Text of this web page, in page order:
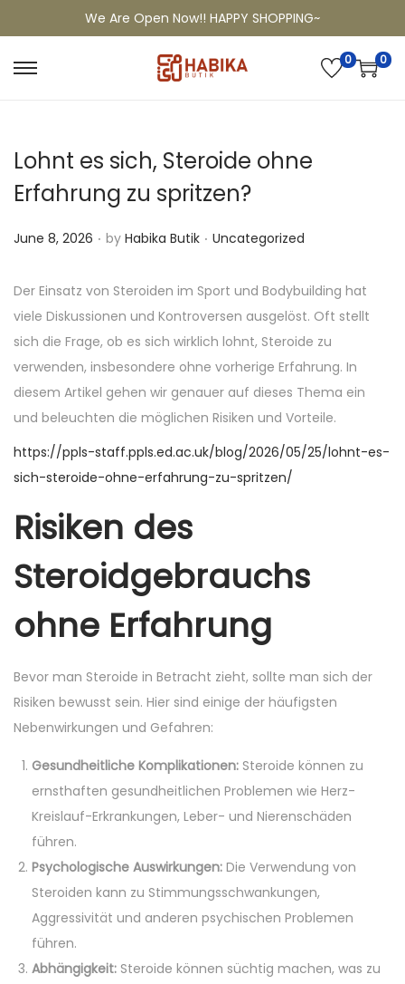
We Are Open Now!! HAPPY SHOPPING~
0 0
Lohnt es sich, Steroide ohne
Erfahrung zu spritzen?
P
s
t
e
d
o
n
June 8, 2026 . by Habika Butik . P
s
t
e
d
i
n
Uncategorized
Der Einsatz von Steroiden im Sport und Bodybuilding hat
viele Diskussionen und Kontroversen ausgelöst. Oft stellt
sich die Frage, ob es sich wirklich lohnt, Steroide zu
verwenden, insbesondere ohne vorherige Erfahrung. In
diesem Artikel gehen wir genauer auf dieses Thema ein
und beleuchten die möglichen Risiken und Vorteile.
https://ppls-staff.ppls.ed.ac.uk/blog/2026/05/25/lohnt-es-
sich-steroide-ohne-erfahrung-zu-spritzen/
Risiken des
Steroidgebrauchs
ohne Erfahrung
Bevor man Steroide in Betracht zieht, sollte man sich der
Risiken bewusst sein. Hier sind einige der häufigsten
Nebenwirkungen und Gefahren:
Gesundheitliche Komplikationen: Steroide können zu
ernsthaften gesundheitlichen Problemen wie Herz-
Kreislauf-Erkrankungen, Leber- und Nierenschäden
führen.
Psychologische Auswirkungen: Die Verwendung von
Steroiden kann zu Stimmungsschwankungen,
Aggressivität und anderen psychischen Problemen
führen.
Abhängigkeit: Steroide können süchtig machen, was zu